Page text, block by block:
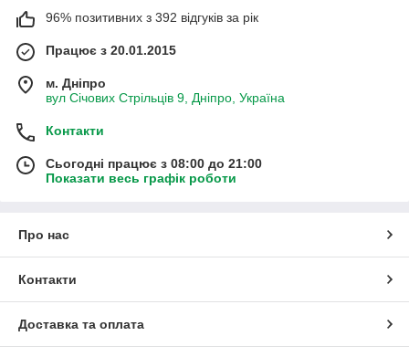
96% позитивних з 392 відгуків за рік
Працює з 20.01.2015
м. Дніпро
вул Січових Стрільців 9, Дніпро, Україна
Контакти
Сьогодні працює з 08:00 до 21:00
Показати весь графік роботи
Про нас
Контакти
Доставка та оплата